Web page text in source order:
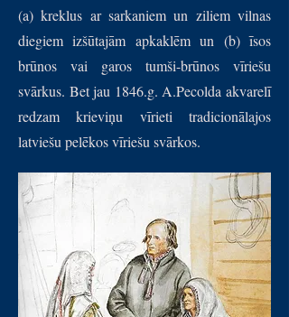
(a) kreklus ar sarkaniem un ziliem vilnas
diegiem izšūtajām apkaklēm un (b) īsos
brūnos vai garos tumši-brūnos vīriešu
svārkus. Bet jau 1846.g. A.Pecolda akvarelī
redzam krieviņu vīrieti tradicionālajos
latviešu pelēkos vīriešu svārkos.